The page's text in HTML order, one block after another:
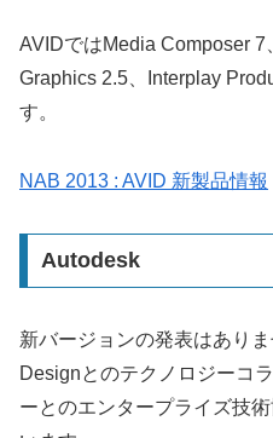
AVIDではMedia Composer 7
Graphics 2.5、Interplay
す。
NAB 2013 : AVID 新製品情報
Autodesk
新バージョンの発表はあり
Designとのテクノロジーコ
ーとのエンタープライズ技